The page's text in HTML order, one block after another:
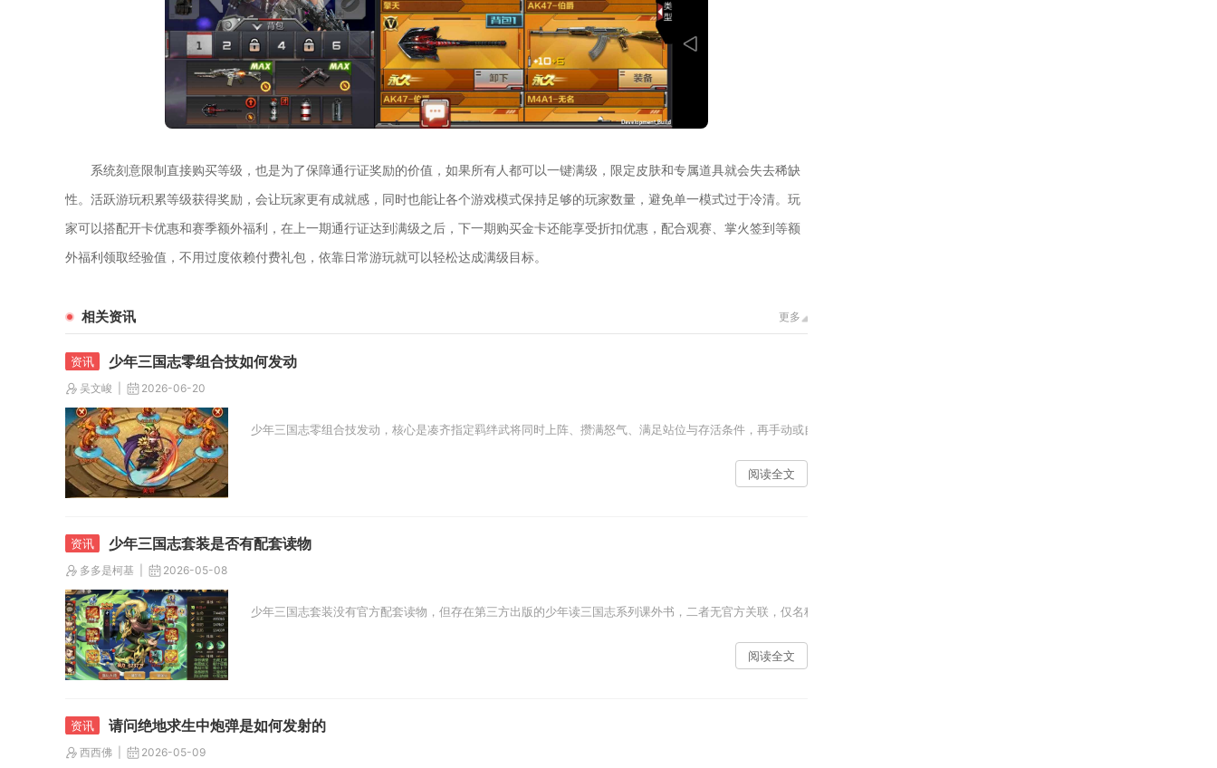
系统刻意限制直接购买等级，也是为了保障通行证奖励的价值，如果所有人都可以一键满级，限定皮肤和专属道具就会失去稀缺
性。活跃游玩积累等级获得奖励，会让玩家更有成就感，同时也能让各个游戏模式保持足够的玩家数量，避免单一模式过于冷清。玩
家可以搭配开卡优惠和赛季额外福利，在上一期通行证达到满级之后，下一期购买金卡还能享受折扣优惠，配合观赛、掌火签到等额
外福利领取经验值，不用过度依赖付费礼包，依靠日常游玩就可以轻松达成满级目标。
相关资讯 更多
少年三国志零组合技如何发动
吴文峻 2026-06-20
少年三国志零组合技发动，核心是凑齐指定羁绊武将同时上阵、攒满怒气、满足站位与存活条件，再手动或自动释放触发高额联动效果。组合技发动的首要前提是解锁对应羁绊组合。游
阅读全文
少年三国志套装是否有配套读物
多多是柯基 2026-05-08
少年三国志套装没有官方配套读物，但存在第三方出版的少年读三国志系列课外书，二者无官方关联，仅名称相近。先明确核心区别：游戏内套装是装备系统，含武器、护甲、饰品等部
阅读全文
请问绝地求生中炮弹是如何发射的
西西佛 2026-05-09